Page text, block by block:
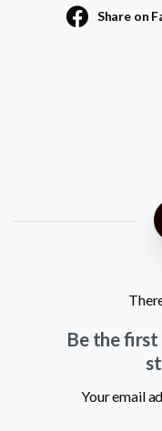
Share on
Be the
Your email